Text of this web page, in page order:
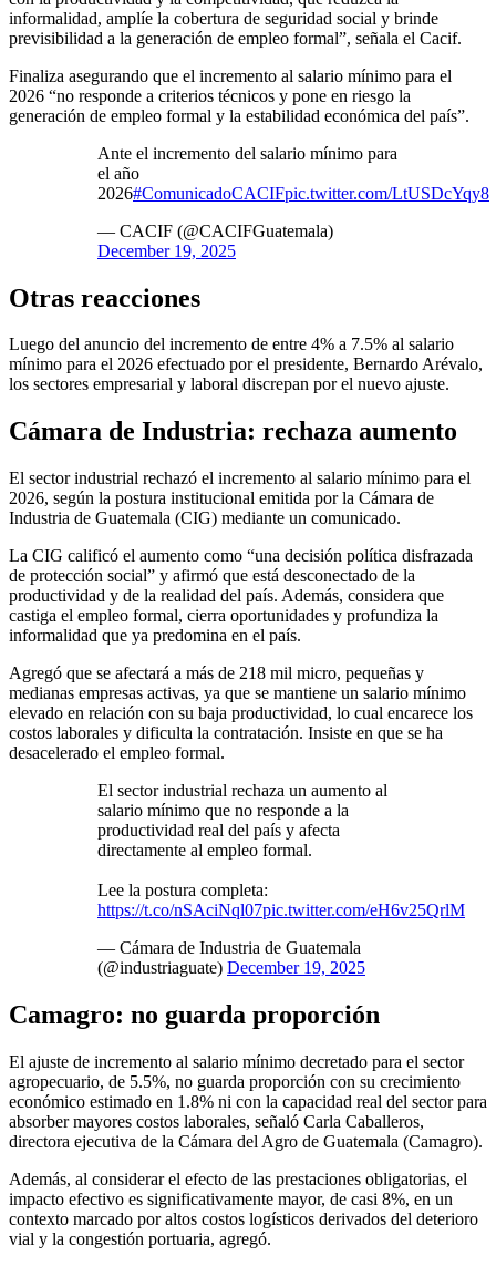
informalidad, amplíe la cobertura de seguridad social y brinde
previsibilidad a la generación de empleo formal”, señala el Cacif.
Finaliza asegurando que el incremento al salario mínimo para el
2026 “no responde a criterios técnicos y pone en riesgo la
generación de empleo formal y la estabilidad económica del país”.
Ante el incremento del salario mínimo para
el año
2026#ComunicadoCACIFpic.twitter.com/LtUSDcYqy8
— CACIF (@CACIFGuatemala)
December 19, 2025
Otras reacciones
Luego del anuncio del incremento de entre 4% a 7.5% al salario
mínimo para el 2026 efectuado por el presidente, Bernardo Arévalo,
los sectores empresarial y laboral discrepan por el nuevo ajuste.
Cámara de Industria: rechaza aumento
El sector industrial rechazó el incremento al salario mínimo para el
2026, según la postura institucional emitida por la Cámara de
Industria de Guatemala (CIG) mediante un comunicado.
La CIG calificó el aumento como “una decisión política disfrazada
de protección social” y afirmó que está desconectado de la
productividad y de la realidad del país. Además, considera que
castiga el empleo formal, cierra oportunidades y profundiza la
informalidad que ya predomina en el país.
Agregó que se afectará a más de 218 mil micro, pequeñas y
medianas empresas activas, ya que se mantiene un salario mínimo
elevado en relación con su baja productividad, lo cual encarece los
costos laborales y dificulta la contratación. Insiste en que se ha
desacelerado el empleo formal.
El sector industrial rechaza un aumento al
salario mínimo que no responde a la
productividad real del país y afecta
directamente al empleo formal.
Lee la postura completa:
https://t.co/nSAciNql07pic.twitter.com/eH6v25QrlM
— Cámara de Industria de Guatemala
(@industriaguate) December 19, 2025
Camagro: no guarda proporción
El ajuste de incremento al salario mínimo decretado para el sector
agropecuario, de 5.5%, no guarda proporción con su crecimiento
económico estimado en 1.8% ni con la capacidad real del sector para
absorber mayores costos laborales, señaló Carla Caballeros,
directora ejecutiva de la Cámara del Agro de Guatemala (Camagro).
Además, al considerar el efecto de las prestaciones obligatorias, el
impacto efectivo es significativamente mayor, de casi 8%, en un
contexto marcado por altos costos logísticos derivados del deterioro
vial y la congestión portuaria, agregó.